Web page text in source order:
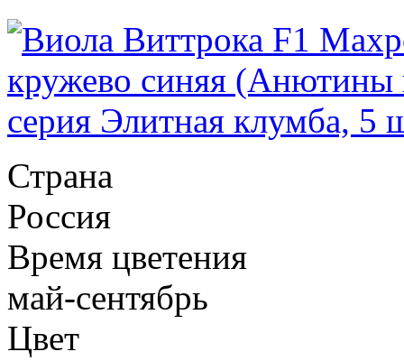
Страна
Россия
Время цветения
май-сентябрь
Цвет